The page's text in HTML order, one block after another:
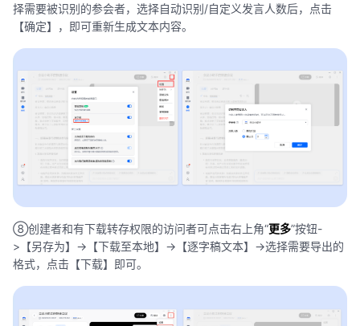
择需要被识别的参会者，选择自动识别/自定义发言人数后，点击
【确定】，即可重新生成文本内容。
⑧创建者和有下载转存权限的访问者可点击右上角“更多”按钮-
>【另存为】->【下载至本地】->【逐字稿文本】->选择需要导出的
格式，点击【下载】即可。